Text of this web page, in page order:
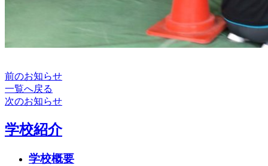
前のお知らせ
一覧へ戻る
次のお知らせ
学校紹介
学校概要